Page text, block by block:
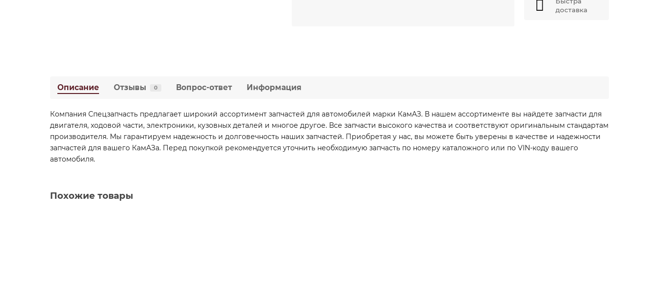
доставка
Описание Отзывы 0 Вопрос-ответ Информация
Компания Спецзапчасть предлагает широкий ассортимент запчастей для автомобилей марки КамАЗ. В нашем ассортименте вы найдете запчасти для
двигателя, ходовой части, электроники, кузовных деталей и многое другое. Все запчасти высокого качества и соответствуют оригинальным стандартам
производителя. Мы гарантируем надежность и долговечность наших запчастей. Приобретая у нас, вы можете быть уверены в качестве и надежности
запчастей для вашего КамАЗа. Перед покупкой рекомендуется уточнить необходимую запчасть по номеру каталожного или по VIN-коду вашего
автомобиля.
Похожие товары